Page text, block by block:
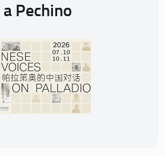
Pechino